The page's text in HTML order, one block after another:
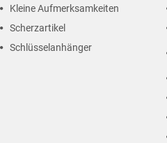
Kleine Aufmerksamkeiten
Scherzartikel
Schlüsselanhänger